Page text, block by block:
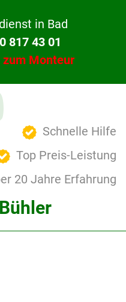
in Bad
817 43 01
Monteur
Schnelle Hilfe
Top Preis-Leistung
20 Jahre Erfahrung
Bühler